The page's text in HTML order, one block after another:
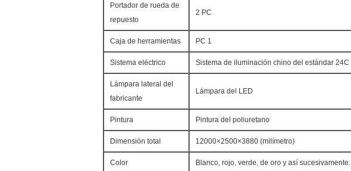
Portador de rueda de
repuesto
2 PC
Caja de herramientas PC 1
Sistema eléctrico Sistema de iluminación chino del estándar 24C
Lámpara lateral del
fabricante
Lámpara del LED
Pintura Pintura del poliuretano
Dimensión total 12000×2500×3880 (milímetro)
Color Blanco, rojo, verde, de oro y así sucesivamente.